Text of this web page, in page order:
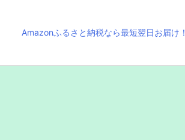
Amazonふるさと納税なら最短翌日お届け！